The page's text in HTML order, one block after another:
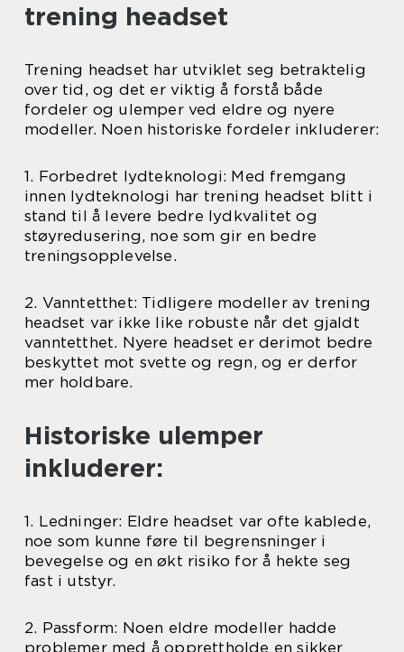
trening headset
Trening headset har utviklet seg betraktelig
over tid, og det er viktig å forstå både
fordeler og ulemper ved eldre og nyere
modeller. Noen historiske fordeler inkluderer:
1. Forbedret lydteknologi: Med fremgang
innen lydteknologi har trening headset blitt i
stand til å levere bedre lydkvalitet og
støyredusering, noe som gir en bedre
treningsopplevelse.
2. Vanntetthet: Tidligere modeller av trening
headset var ikke like robuste når det gjaldt
vanntetthet. Nyere headset er derimot bedre
beskyttet mot svette og regn, og er derfor
mer holdbare.
Historiske ulemper
inkluderer:
1. Ledninger: Eldre headset var ofte kablede,
noe som kunne føre til begrensninger i
bevegelse og en økt risiko for å hekte seg
fast i utstyr.
2. Passform: Noen eldre modeller hadde
problemer med å opprettholde en sikker